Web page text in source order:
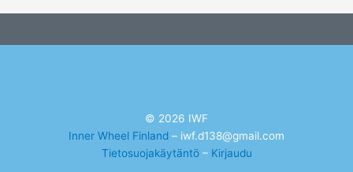
© 2026 IWF
Inner Wheel Finland – iwf.d138@gmail.com
Tietosuojakäytäntö– Kirjaudu